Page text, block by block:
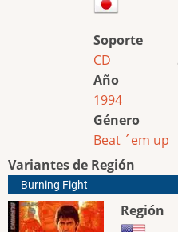
Soporte
CD
Año
1994
Género
Beat ´em up
Variantes de Región
Burning Fight
Región